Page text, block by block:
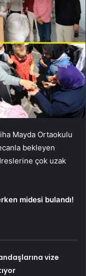
Mayda Ortaokulu
bekleyen
çok uzak
midesi bulandı!
vize